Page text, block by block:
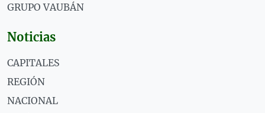
GRUPO VAUBÁN
Noticias
CAPITALES
REGIÓN
NACIONAL